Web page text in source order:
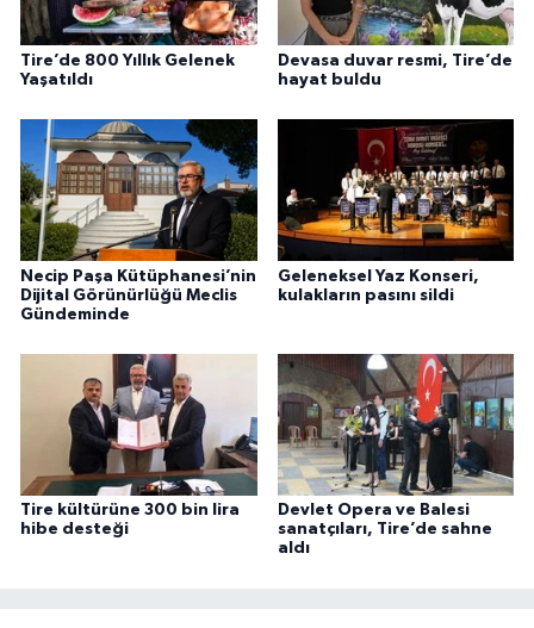
Tire’de 800 Yıllık Gelenek
Yaşatıldı
Devasa duvar resmi, Tire’de
hayat buldu
Necip Paşa Kütüphanesi’nin
Dijital Görünürlüğü Meclis
Gündeminde
Geleneksel Yaz Konseri,
kulakların pasını sildi
Tire kültürüne 300 bin lira
hibe desteği
Devlet Opera ve Balesi
sanatçıları, Tire’de sahne
aldı